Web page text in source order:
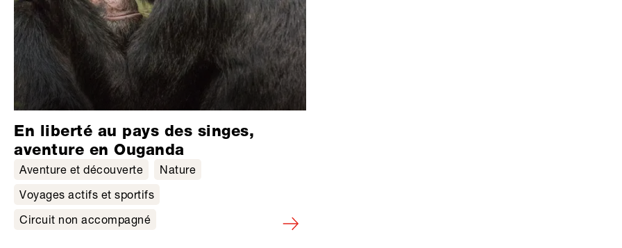
En liberté au pays des singes,
aventure en Ouganda
Aventure et découverte
Nature
Voyages actifs et sportifs
Circuit non accompagné